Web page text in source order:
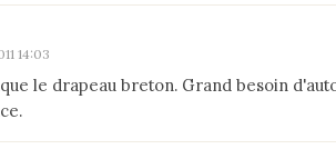
14:03
le drapeau breton. Grand besoin